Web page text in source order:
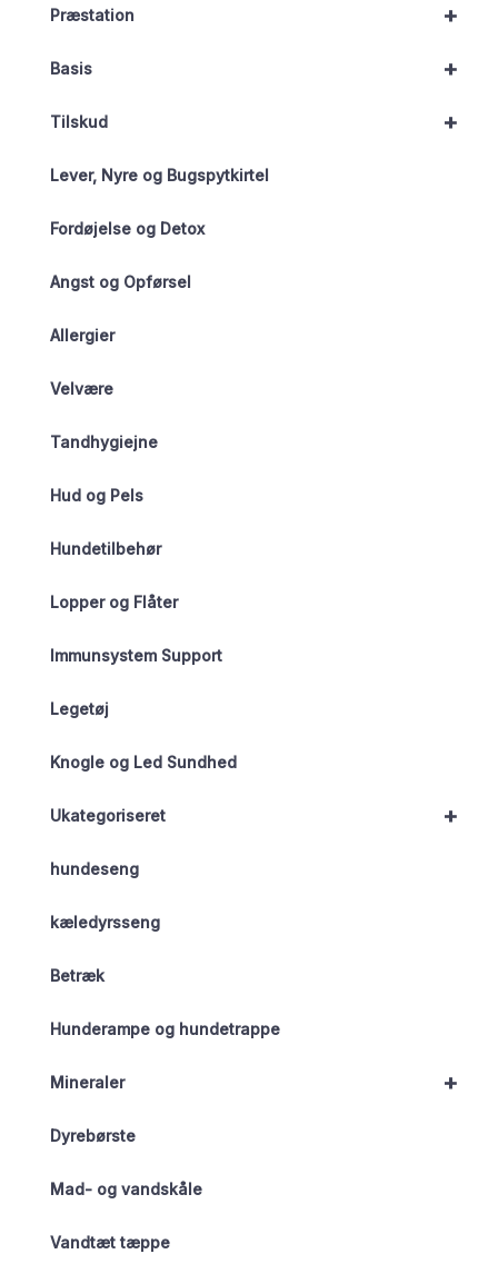
+
Præstation
+
Basis
+
Tilskud
Lever, Nyre og Bugspytkirtel
Fordøjelse og Detox
Angst og Opførsel
Allergier
Velvære
Tandhygiejne
Hud og Pels
Hundetilbehør
Lopper og Flåter
Immunsystem Support
Legetøj
Knogle og Led Sundhed
+
Ukategoriseret
hundeseng
kæledyrsseng
Betræk
Hunderampe og hundetrappe
+
Mineraler
Dyrebørste
Mad- og vandskåle
Vandtæt tæppe